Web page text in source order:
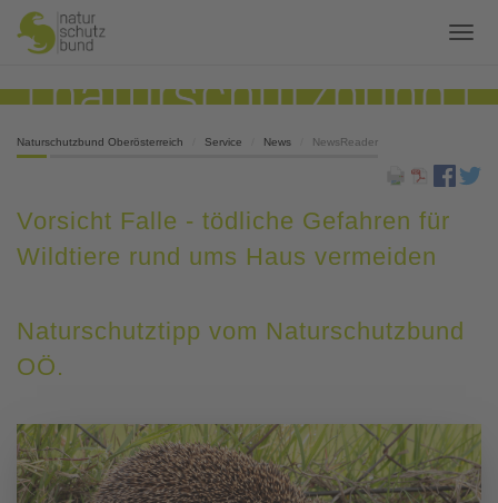
Naturschutzbund Oberösterreich Service News NewsReader
Vorsicht Falle - tödliche Gefahren für
Wildtiere rund ums Haus vermeiden
Naturschutztipp vom Naturschutzbund
OÖ.